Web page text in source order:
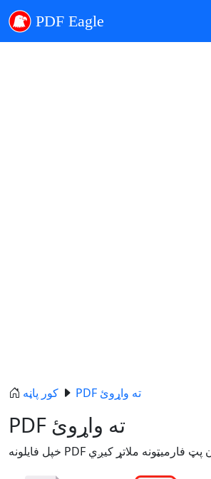
PDF Eagle
کور پاڼه PDF ته واړوئ
PDF ته واړوئ